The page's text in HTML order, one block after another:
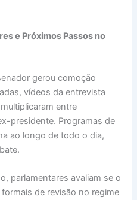
e Próximos Passos no
gerou comoção
vídeos da entrevista
entre
presidente. Programas de
ao longo de todo o dia,
parlamentares avaliam se o
de revisão no regime